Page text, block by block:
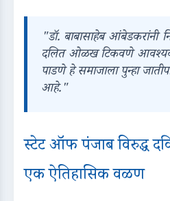
"डॉ. बाबासाहेब आंबेडकरांनी
दलित ओळख टिकवणे
पाडणे हे समाजाला पुन्हा
आहे."
स्टेट ऑफ पंजाब विरुद्ध
एक ऐतिहासिक वळण